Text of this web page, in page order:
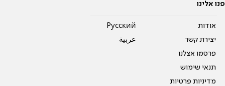
פנו אלינו
אודות
יצירת קשר
פרסמו אצלנו
תנאי שימוש
מדיניות פרטיות
Pусский
عربية